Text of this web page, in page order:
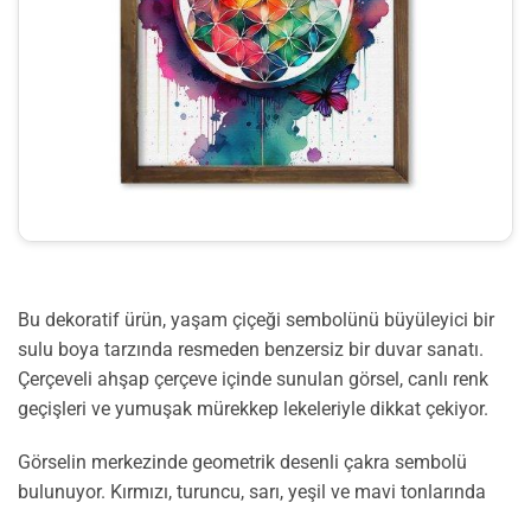
Bu dekoratif ürün, yaşam çiçeği sembolünü büyüleyici bir
sulu boya tarzında resmeden benzersiz bir duvar sanatı.
Çerçeveli ahşap çerçeve içinde sunulan görsel, canlı renk
geçişleri ve yumuşak mürekkep lekeleriyle dikkat çekiyor.
Görselin merkezinde geometrik desenli çakra sembolü
bulunuyor. Kırmızı, turuncu, sarı, yeşil ve mavi tonlarında